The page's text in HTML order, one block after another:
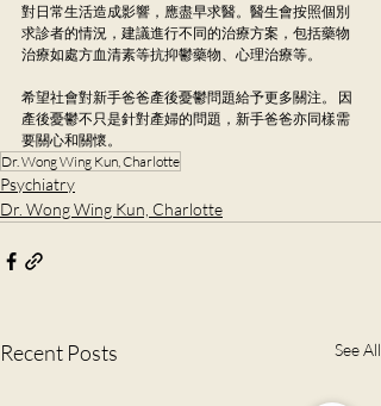
對日常生活造成影響，應盡早求醫。醫生會按照個別
求診者的情況，建議進行不同的治療方案，包括藥物
治療如處方血清素等抗抑鬱藥物、心理治療等。
希望社會對新手爸爸產後憂鬱問題給予更多關注。 因
產後憂鬱不只是針對產婦的問題，新手爸爸亦同樣需
要關心和關懷。
Dr. Wong Wing Kun, Charlotte
Psychiatry
Dr. Wong Wing Kun, Charlotte
Recent Posts See All